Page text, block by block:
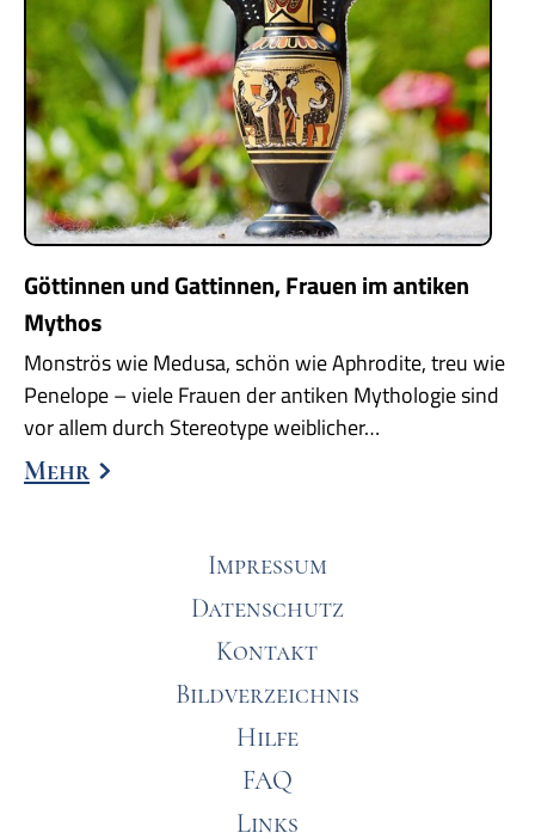
Göttinnen und Gattinnen, Frauen im antiken
Mythos
Monströs wie Medusa, schön wie Aphrodite, treu wie
Penelope – viele Frauen der antiken Mythologie sind
vor allem durch Stereotype weiblicher…
Mehr
Impressum
Datenschutz
Kontakt
Bildverzeichnis
Hilfe
FAQ
Links